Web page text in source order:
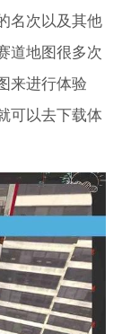
名次以及其他
道地图很多次
来进行体验
可以去下载体